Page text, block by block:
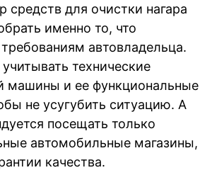
для очистки нагара
именно то, что
автовладельца.
технические
машины и ее функциональные
не усугубить ситуацию. А
посещать только
автомобильные магазины,
качества.